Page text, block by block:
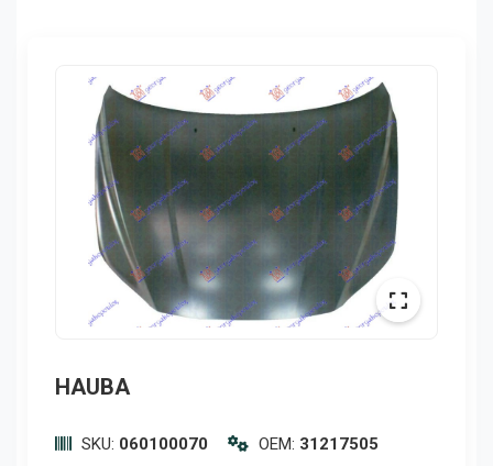
HAUBA
SKU: 060100070 OEM: 31217505